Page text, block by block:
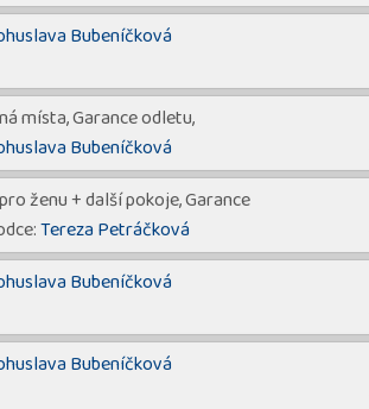
Bubeníčková
místa, Garance odletu,
Bubeníčková
ženu + další pokoje, Garance
Tereza Petráčková
Bubeníčková
Bubeníčková